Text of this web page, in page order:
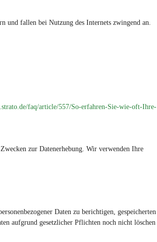
und fallen bei Nutzung des Internets zwingend an.
faq/article/557/So-erfahren-Sie-wie-oft-Ihre-
zur Datenerhebung. Wir verwenden Ihre
Daten zu berichtigen, gespeicherten
aufgrund gesetzlicher Pflichten noch nicht löschen